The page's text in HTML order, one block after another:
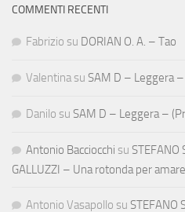
COMMENTI RECENTI
Fabrizio su DORIAN O. A. – Tao
Valentina su SAM D – Leggera
Danilo su SAM D – Leggera –
Antonio Bacciocchi su STEFANO
GALLUZZI – Una rotonda per amare
Antonio Vasapollo su STEFANO